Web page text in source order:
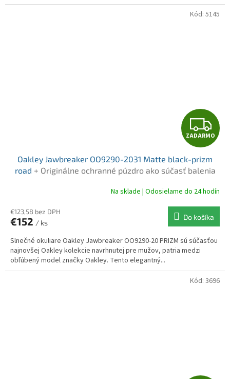
Z
A
D
A
R
M
ZADARMO
Oakley Jawbreaker OO9290-2031 Matte black-prizm
road + Originálne ochranné púzdro ako súčasť balenia
Na sklade | Odosielame do 24 hodín
€123,58 bez DPH
€152 / ks
Do košíka
Slnečné okuliare Oakley Jawbreaker OO9290-20 PRIZM sú súčasťou
najnovšej Oakley kolekcie navrhnutej pre mužov, patria medzi
obľúbený model značky Oakley. Tento elegantný...
Kód: 5145
Kód: 3696